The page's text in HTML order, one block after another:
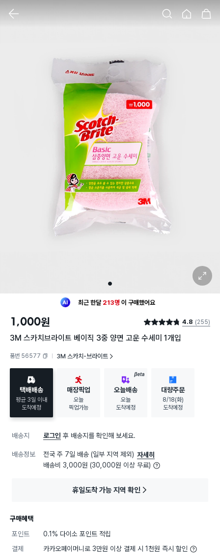
1
확대 보기
최근 한달 213명 이 구매했어요
구매했어요
1,000원 별점 4.8점 4.8 (255)
3M 스카치브라이트 베이직 3중 양면 고운 수세미 1개입
품번 56577
3M 스카치-브라이트
택배배송
평균 3일 이내
도착예정
매장픽업
오늘
픽업가능
BETA
오늘배송
오늘
도착예정
대량주문
8/18(화)
도착예정
배송지 로그인 후 배송지를 확인해 보세요.
배송정보 전국 주 7일 배송 (일부 지역 제외) 자세히
배송비 3,000원 (30,000원 이상 무료)
휴일도착 가능 지역 확인
구매혜택
포인트
0.1% 다이소 포인트 적립
결제
카카오페이머니로 3만원 이상 결제 시 1천원 즉시 할인